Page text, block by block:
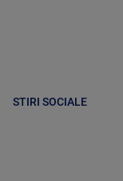
STIRI SOCIALE